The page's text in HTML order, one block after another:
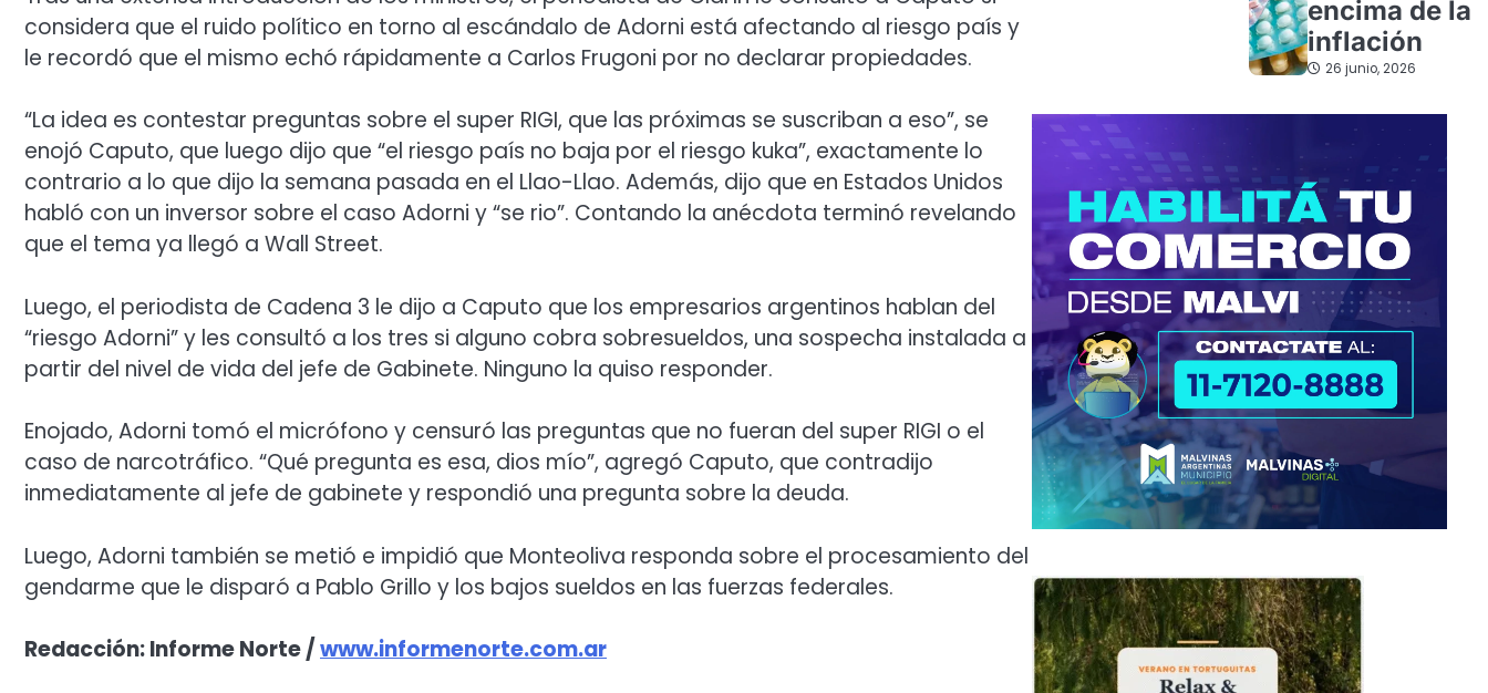
considera que el ruido político en torno al escándalo de Adorni está afectando al riesgo país y
le recordó que el mismo echó rápidamente a Carlos Frugoni por no declarar propiedades.
“La idea es contestar preguntas sobre el super RIGI, que las próximas se suscriban a eso”, se
enojó Caputo, que luego dijo que “el riesgo país no baja por el riesgo kuka”, exactamente lo
contrario a lo que dijo la semana pasada en el Llao-Llao. Además, dijo que en Estados Unidos
habló con un inversor sobre el caso Adorni y “se rio”. Contando la anécdota terminó revelando
que el tema ya llegó a Wall Street.
Luego, el periodista de Cadena 3 le dijo a Caputo que los empresarios argentinos hablan del
“riesgo Adorni” y les consultó a los tres si alguno cobra sobresueldos, una sospecha instalada a
partir del nivel de vida del jefe de Gabinete. Ninguno la quiso responder.
Enojado, Adorni tomó el micrófono y censuró las preguntas que no fueran del super RIGI o el
caso de narcotráfico. “Qué pregunta es esa, dios mío”, agregó Caputo, que contradijo
inmediatamente al jefe de gabinete y respondió una pregunta sobre la deuda.
Luego, Adorni también se metió e impidió que Monteoliva responda sobre el procesamiento del
gendarme que le disparó a Pablo Grillo y los bajos sueldos en las fuerzas federales.
Redacción: Informe Norte /www.informenorte.com.ar
encima de la
inflación
26 junio, 2026